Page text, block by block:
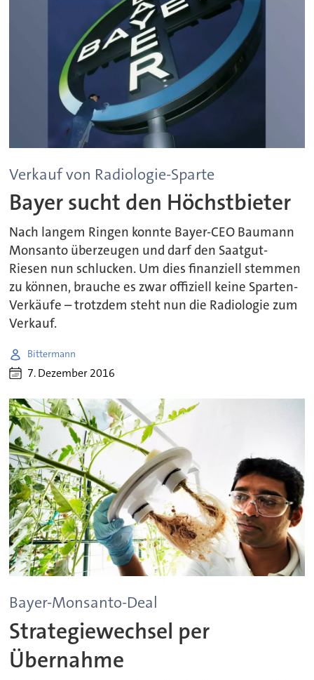
Verkauf von Radiologie-Sparte
Bayer sucht den Höchstbieter
Nach langem Ringen konnte Bayer-CEO Baumann
Monsanto überzeugen und darf den Saatgut-
Riesen nun schlucken. Um dies finanziell stemmen
zu können, brauche es zwar offiziell keine Sparten-
Verkäufe – trotzdem steht nun die Radiologie zum
Verkauf.
Bittermann
7. Dezember 2016
Bayer-Monsanto-Deal
Strategiewechsel per
Übernahme